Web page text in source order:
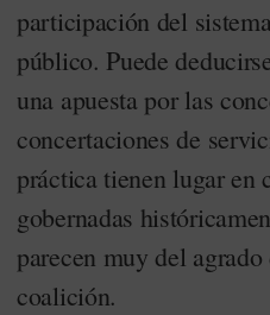
participación del
público. Puede
una apuesta por las
concertaciones de
práctica tienen lugar en
gobernadas
parecen muy del
coalición.